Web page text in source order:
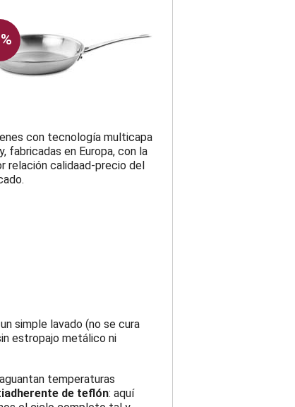
con tecnología multicapa
fabricadas en Europa, con la
relación calidaad-precio del
simple lavado (no se cura
estropajo metálico ni
temperaturas
de teflón: aquí